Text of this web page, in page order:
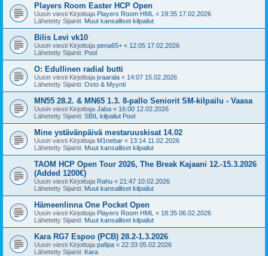
Players Room Easter HCP Open
Uusin viesti Kirjoittaja Players Room HML « 19:35 17.02.2026
Lähetetty Sijainti: Muut kansalliset kilpailut
Bilis Levi vk10
Uusin viesti Kirjoittaja pena65+ « 12:05 17.02.2026
Lähetetty Sijainti: Pool
O: Edullinen radial butti
Uusin viesti Kirjoittaja jvaarala « 14:07 15.02.2026
Lähetetty Sijainti: Osto & Myynti
MN55 28.2. & MN65 1.3. 8-pallo Seniorit SM-kilpailu - Vaasa
Uusin viesti Kirjoittaja Jaba « 16:00 12.02.2026
Lähetetty Sijainti: SBIL kilpailut Pool
Mine ystävänpäivä mestaruuskisat 14.02
Uusin viesti Kirjoittaja M1nebar « 13:14 11.02.2026
Lähetetty Sijainti: Muut kansalliset kilpailut
TAOM HCP Open Tour 2026, The Break Kajaani 12.-15.3.2026
(Added 1200€)
Uusin viesti Kirjoittaja Rahu « 21:47 10.02.2026
Lähetetty Sijainti: Muut kansalliset kilpailut
Hämeenlinna One Pocket Open
Uusin viesti Kirjoittaja Players Room HML « 18:35 06.02.2026
Lähetetty Sijainti: Muut kansalliset kilpailut
Kara RG7 Espoo (PCB) 28.2-1.3.2026
Uusin viesti Kirjoittaja pafipa « 22:33 05.02.2026
Lähetetty Sijainti: Kara